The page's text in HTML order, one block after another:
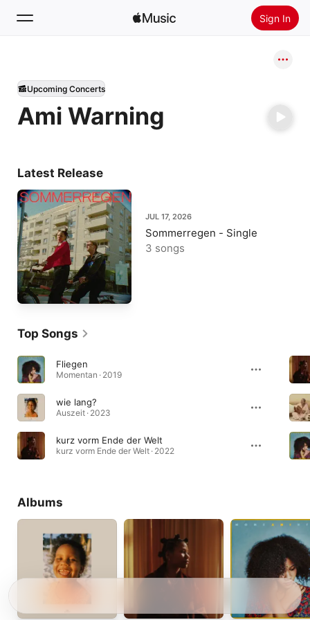
Sign In
Home
New
Ami Warning
Upcoming Concerts
Latest Release
JUL 17, 2026
Sommerregen - Single
3 songs
Top Songs
Fliegen
Momentan · 2019
wie lang?
Auszeit · 2023
kurz vorm Ende der Welt
kurz vorm Ende der Welt · 2022
Albums